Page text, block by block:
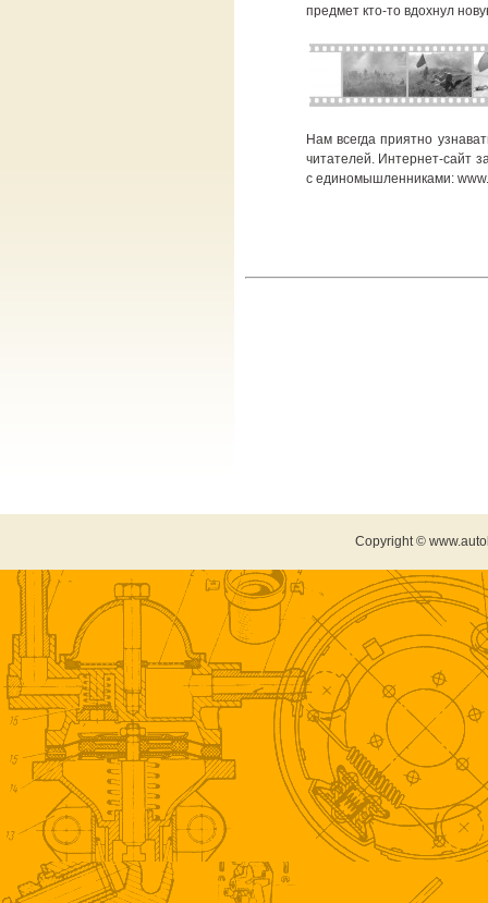
предмет кто-то вдохнул
Нам всегда приятно
читателей. Интернет-сайт
с единомышленниками:
Copyright ©